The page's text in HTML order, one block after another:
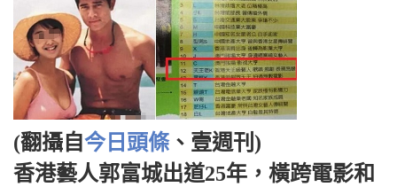
(翻攝自今日頭條、壹週刊)
香港藝人郭富城出道25年，橫跨電影和